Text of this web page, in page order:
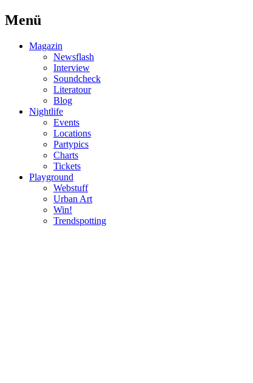
Menü
Magazin
Newsflash
Interview
Soundcheck
Literatour
Blog
Nightlife
Events
Locations
Partypics
Charts
Tickets
Playground
Webstuff
Urban Art
Win!
Trendspotting